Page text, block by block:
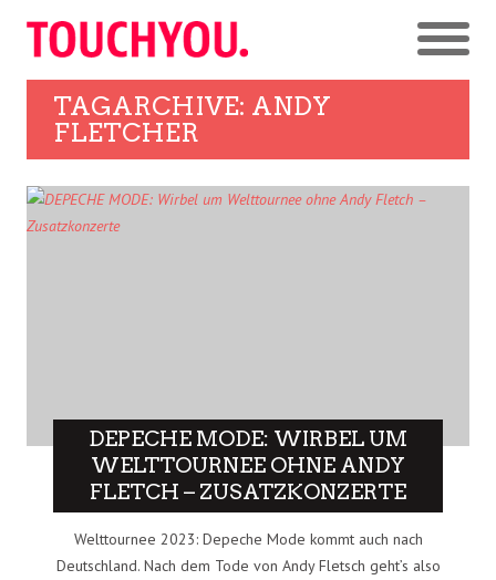
TAGARCHIVE: ANDY
FLETCHER
DEPECHE MODE: WIRBEL UM
WELTTOURNEE OHNE ANDY
FLETCH – ZUSATZKONZERTE
Welttournee 2023: Depeche Mode kommt auch nach
Deutschland. Nach dem Tode von Andy Fletsch geht’s also